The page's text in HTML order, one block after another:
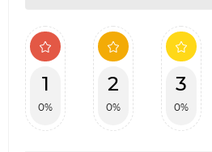
1
0%
2
0%
3
0%